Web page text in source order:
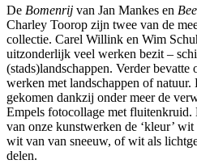
De Bomenrij van Jan Mankes en
Charley Toorop zijn twee van de
collectie. Carel Willink en Wim
uitzonderlijk veel werken bezit –
(stads)landschappen. Verder
werken met landschappen of natuur.
gekomen dankzij onder meer de
Empels fotocollage met fluitenkruid.
van onze kunstwerken de ‘kleur’
wit van van sneeuw, of wit als
delen.